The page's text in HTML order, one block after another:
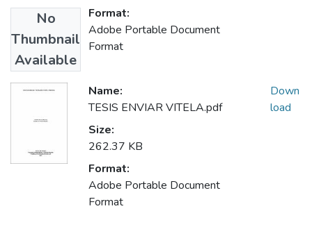
No
Thumbnail
Available
Format:
Adobe Portable Document
Format
Name:
TESIS ENVIAR VITELA.pdf
Size:
262.37 KB
Format:
Adobe Portable Document
Format
Down
load